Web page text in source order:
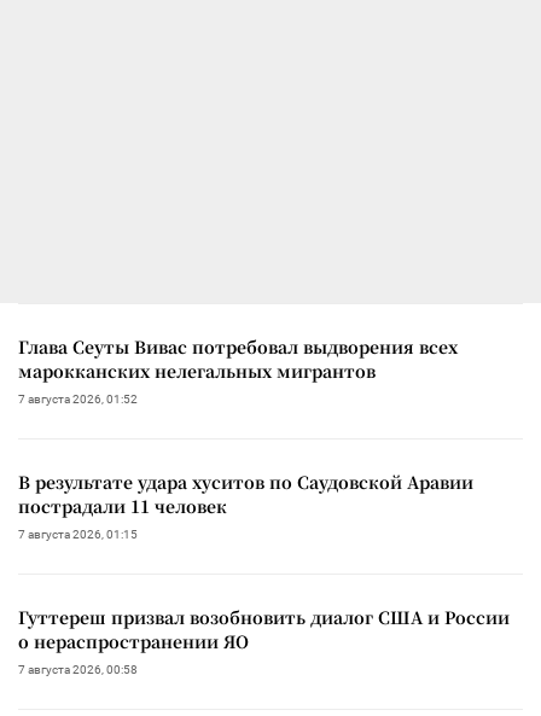
Глава Сеуты Вивас потребовал выдворения всех
марокканских нелегальных мигрантов
7 августа 2026, 01:52
В результате удара хуситов по Саудовской Аравии
пострадали 11 человек
7 августа 2026, 01:15
Гуттереш призвал возобновить диалог США и России
о нераспространении ЯО
7 августа 2026, 00:58